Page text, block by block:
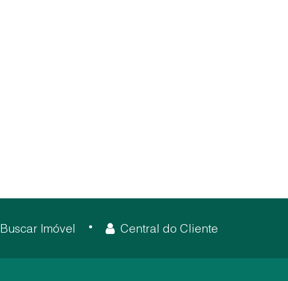
Buscar Imóvel Central do Cliente